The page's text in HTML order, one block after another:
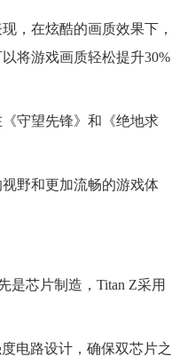
，在炫酷的画质效果下，
将游戏画质轻松提升30%
守望先锋》和《绝地求
野和更加流畅的游戏体
是芯片制造，Titan Z采用
电路设计，确保双芯片之